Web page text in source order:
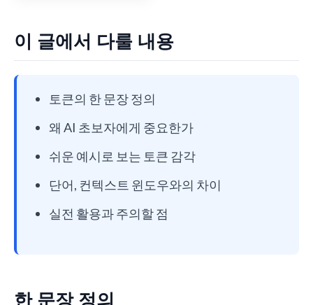
이 글에서 다룰 내용
토큰의 한 문장 정의
왜 AI 초보자에게 중요한가
쉬운 예시로 보는 토큰 감각
단어, 컨텍스트 윈도우와의 차이
실전 활용과 주의할 점
한 문장 정의